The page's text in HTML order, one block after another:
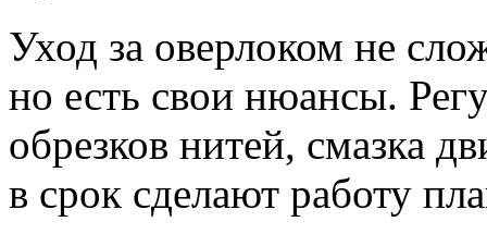
Уход за оверлоком не
но есть свои нюансы.
обрезков нитей, смазка
в срок сделают работу